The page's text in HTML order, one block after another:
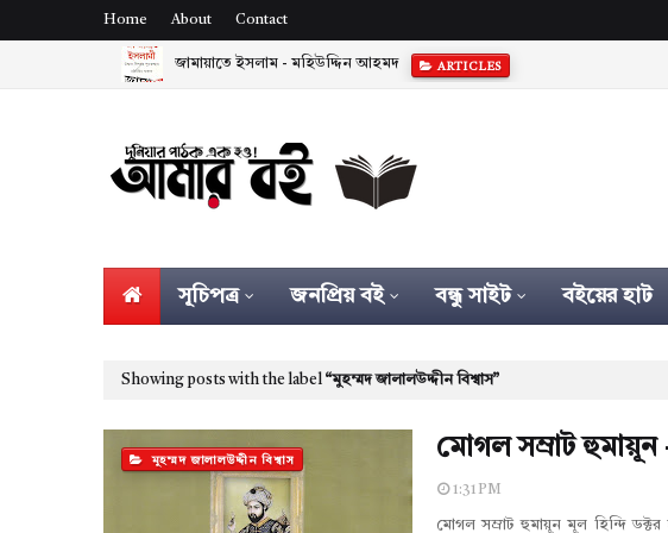
Home About Contact
জামায়াতে ইসলাম - মহিউদ্দিন আহমদ ARTICLES
সূচিপত্র জনপ্রিয় বই বন্ধু সাইট বইয়ের হাট
Showing posts with the label মুহম্মদ জালালউদ্দীন বিশ্বাস
মুহম্মদ জালালউদ্দীন বিশ্বাস মোগল সম্রাট হুমায়ূন
1:31 PM
মোগল সম্রাট হুমায়ূন মূল হিন্দি ডক্টর